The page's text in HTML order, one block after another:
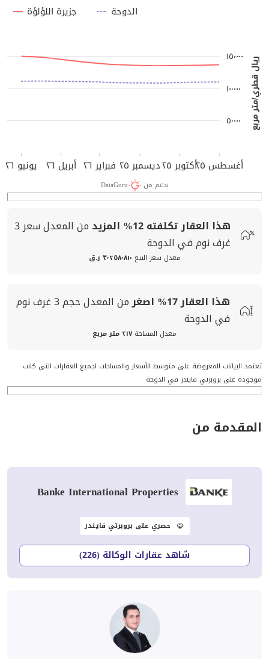
أغسطس ٢٥ أكتوبر ٢٥ ديسمبر ٢٥ فبراير ٢٦ أبريل ٢٦ يونيو ٢٦
ريال قطري/متر مربع ٥٬٠٠٠
١٠٬٠٠٠
١٥٬٠٠٠
جزيرة اللؤلؤة الدوحة
بدعم من DataGuru
هذا العقار تكلفته12% المزيد من المعدلسعر3
غرف نوم في الدوحة
معدل سعر البيع ٣٬٢٥٨٬٨١٠ ر.ق
هذا العقار17% اصغر من المعدل حجم 3 غرف نوم
في الدوحة
معدل المساحة ٢١٧ متر مربع
تعتمد البيانات المعروضة على متوسط الأسعار والمساحات لجميع العقارات التي كانت
موجودة على بروبرتي فايندر في الدوحة
المقدمة من
Banke International Properties
حصري على بروبرتي فايندر
شاهد عقارات الوكالة (226)